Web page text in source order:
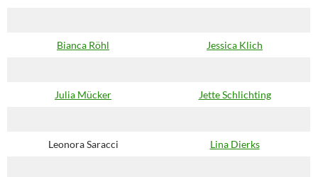
Bianca Röhl Jessica Klich
Julia Mücker Jette Schlichting
Leonora Saracci Lina Dierks